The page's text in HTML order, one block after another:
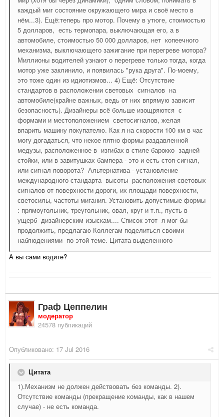
каждый миг состояние окружающего мира и своё место в
нём...3). Ещё:теперь про мотор. Почему в утюге, стоимостью
5 долларов, есть термопара, выключающая его, а в
автомобиле, стоимостью 50 000 долларов, нет копеечного
механизма, выключающего зажигание при перегреве мотора?
Миллионы водителей узнают о перегреве только тогда, когда
мотор уже заклинило, и появилась "рука друга". По-моему,
это тоже один из идиотизмов... 4) Ещё: Отсутствие
стандартов в расположении световых сигналов на
автомобиле(крайне важных, ведь от них впрямую зависит
безопасность). Дизайнеры всё больше изощряются с
формами и местоположением светосигналов, желая
впарить машину покупателю. Как я на скорости 100 км в час
могу догадаться, что некое пятно формы раздавленной
медузы, расположенное в изгибах в стиле барокко задней
стойки, или в завитушках бампера - это и есть стоп-сигнал,
или сигнал поворота? Альтернатива - установление
международного стандарта высоты расположения световых
сигналов от поверхности дороги, их площади поверхности,
светосилы, частоты мигания. Установить допустимые формы
: прямоугольник, треугольник, овал, круг и т.п., пусть в
ущерб дизайнерским изыскам.... Список этот я мог бы
продолжить, предлагаю Коллегам поделиться своими
наблюдениями по этой теме. Цитата выделенного
А вы сами водите?
Граф Цеппелин
модератор
24578 публикаций
Опубликовано: 17 Jul 2016
Цитата
1).Механизм не должен действовать без команды. 2).
Отсутствие команды (прекращение команды, как в нашем
случае) - не есть команда.